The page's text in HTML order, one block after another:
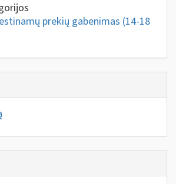
prekių gabenimas (14-18